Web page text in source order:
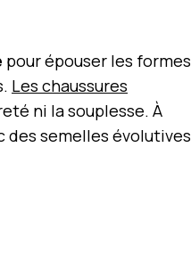
pour épouser les formes
Les chaussures
ni la souplesse. À
des semelles évolutives